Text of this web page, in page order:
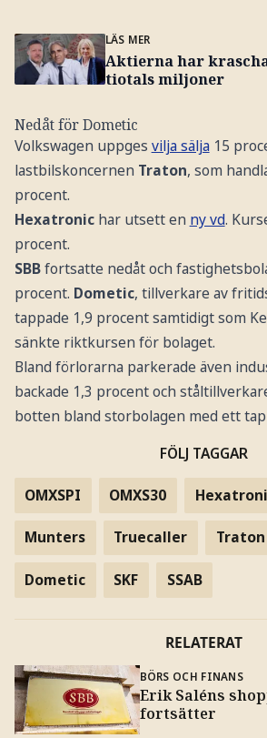
LÄS MER
Aktierna har
tiotals miljoner
Nedåt för Dometic
Volkswagen uppges vilja sälja15
lastbilskoncernen Traton, som
procent.
Hexatronichar utsett en ny vd.
procent.
SBBfortsatte nedåt och
procent. Dometic, tillverkare av
tappade 1,9 procent samtidigt som
sänkte riktkursen för bolaget.
Bland förlorarna parkerade även
backade 1,3 procent och
botten bland storbolagen med ett
FÖLJ TAGGAR
OMXSPI OMXS30
Munters Truecaller Traton
Dometic SKF SSAB
RELATERAT
BÖRS OCH FINANS
Erik Saléns
fortsätter